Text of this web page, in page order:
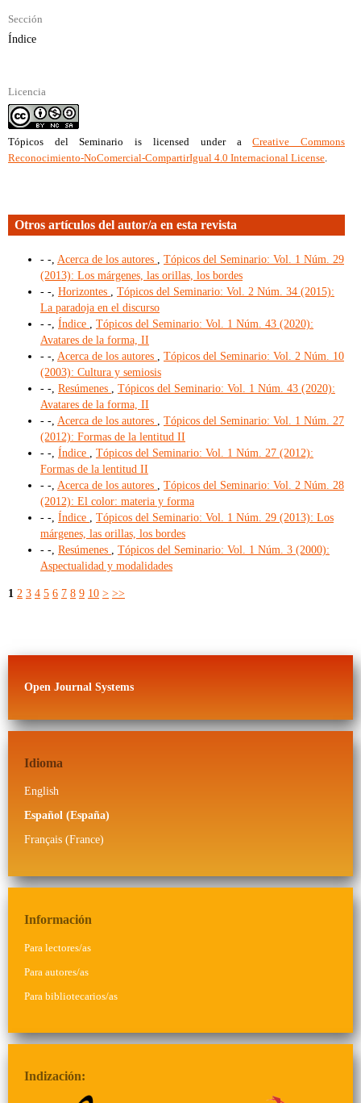
Sección
Índice
Licencia
Tópicos del Seminario is licensed under aCreative Commons
Reconocimiento-NoComercial-CompartirIgual 4.0 Internacional License.
Otros artículos del autor/a en esta revista
- -, Acerca de los autores , Tópicos del Seminario: Vol. 1 Núm. 29
(2013): Los márgenes, las orillas, los bordes
- -, Horizontes , Tópicos del Seminario: Vol. 2 Núm. 34 (2015):
La paradoja en el discurso
- -, Índice , Tópicos del Seminario: Vol. 1 Núm. 43 (2020):
Avatares de la forma, II
- -, Acerca de los autores , Tópicos del Seminario: Vol. 2 Núm. 10
(2003): Cultura y semiosis
- -, Resúmenes , Tópicos del Seminario: Vol. 1 Núm. 43 (2020):
Avatares de la forma, II
- -, Acerca de los autores , Tópicos del Seminario: Vol. 1 Núm. 27
(2012): Formas de la lentitud II
- -, Índice , Tópicos del Seminario: Vol. 1 Núm. 27 (2012):
Formas de la lentitud II
- -, Acerca de los autores , Tópicos del Seminario: Vol. 2 Núm. 28
(2012): El color: materia y forma
- -, Índice , Tópicos del Seminario: Vol. 1 Núm. 29 (2013): Los
márgenes, las orillas, los bordes
- -, Resúmenes , Tópicos del Seminario: Vol. 1 Núm. 3 (2000):
Aspectualidad y modalidades
1 2 3 4 5 6 7 8 9 10 > >>
Open Journal Systems
Idioma
English
Español (España)
Français (France)
Información
Para lectores/as
Para autores/as
Para bibliotecarios/as
Indización: